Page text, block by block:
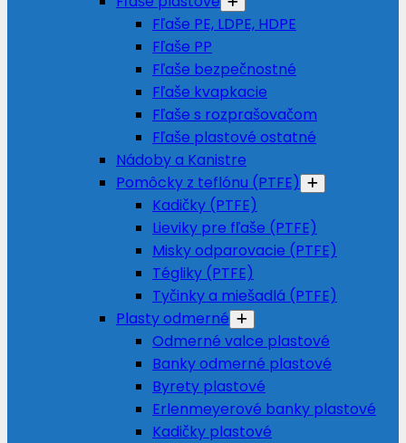
Fľaše PE, LDPE, HDPE
Fľaše PP
Fľaše bezpečnostné
Fľaše kvapkacie
Fľaše s rozprašovačom
Fľaše plastové ostatné
Nádoby a Kanistre
Pomôcky z teflónu (PTFE)
Kadičky (PTFE)
Lieviky pre fľaše (PTFE)
Misky odparovacie (PTFE)
Tégliky (PTFE)
Tyčinky a miešadlá (PTFE)
Plasty odmerné
Odmerné valce plastové
Banky odmerné plastové
Byrety plastové
Erlenmeyerové banky plastové
Kadičky plastové